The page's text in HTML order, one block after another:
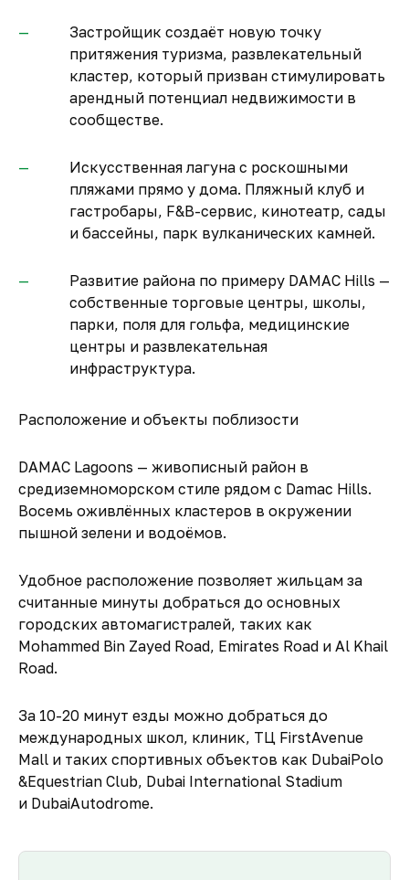
Застройщик создаёт новую точку
притяжения туризма, развлекательный
кластер, который призван стимулировать
арендный потенциал недвижимости в
сообществе.
Искусственная лагуна с роскошными
пляжами прямо у дома. Пляжный клуб и
гастробары, F&B-сервис, кинотеатр, сады
и бассейны, парк вулканических камней.
Развитие района по примеру DAMAC Hills —
собственные торговые центры, школы,
парки, поля для гольфа, медицинские
центры и развлекательная
инфраструктура.
Расположение и объекты поблизости
DAMAC Lagoons — живописный район в
средиземноморском стиле рядом с Damac Hills.
Восемь оживлённых кластеров в окружении
пышной зелени и водоёмов.
Удобное расположение позволяет жильцам за
считанные минуты добраться до основных
городских автомагистралей, таких как
Mohammed Bin Zayed Road, Emirates Road и Al Khail
Road.
За 10-20 минут езды можно добраться до
международных школ, клиник, ТЦ FirstAvenue
Mall и таких спортивных объектов как DubaiPolo
&Equestrian Club, Dubai International Stadium
и DubaiAutodrome.